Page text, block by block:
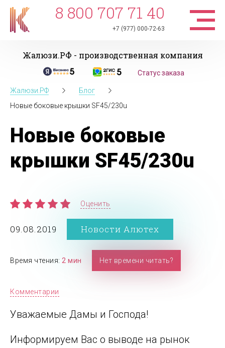
8 800 707 71 40
+7 (977) 000-72-63
Жалюзи.РФ - производственная компания
Статус заказа
Жалюзи.РФ
Блог
Новые боковые крышки SF45/230u
Новые боковые
крышки SF45/230u
Оценить
09.08.2019 Новости Алютех
Время чтения: 2 мин Нет времени читать?
Комментарии
Уважаемые Дамы и Господа!
Информируем Вас о выводе на рынок